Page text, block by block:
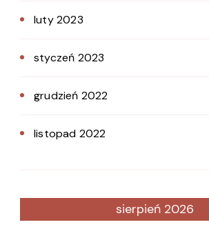
luty 2023
styczeń 2023
grudzień 2022
listopad 2022
sierpień 2026